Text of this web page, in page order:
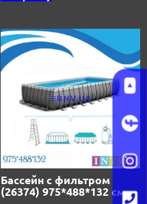
Бассейн с фильтром
(26374) 975*488*132 см